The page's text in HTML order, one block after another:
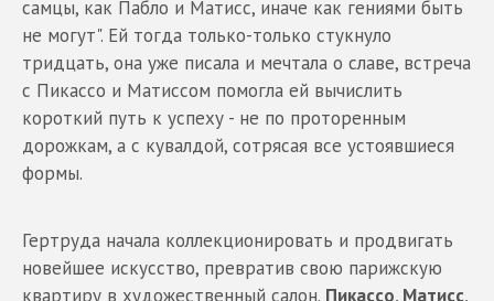
самцы, как Пабло и Матисс, иначе как гениями быть
не могут". Ей тогда только-только стукнуло
тридцать, она уже писала и мечтала о славе, встреча
с Пикассо и Матиссом помогла ей вычислить
короткий путь к успеху - не по проторенным
дорожкам, а с кувалдой, сотрясая все устоявшиеся
формы.
Гертруда начала коллекционировать и продвигать
новейшее искусство, превратив свою парижскую
квартиру в художественный салон. Пикассо, Матисс,